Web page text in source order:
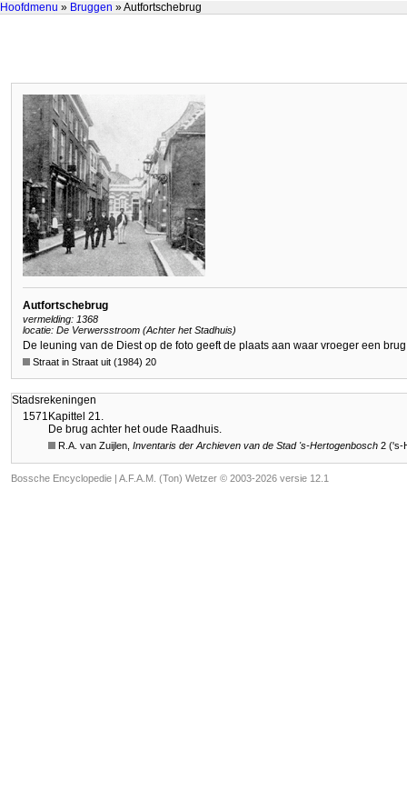
Hoofdmenu » Bruggen » Autfortschebrug
Autfortschebrug
vermelding: 1368
locatie: De Verwersstroom (Achter het Stadhuis)
De leuning van de Diest op de foto geeft de plaats aan waar vroeger een
Straat in Straat uit (1984) 20
Stadsrekeningen
1571 Kapittel 21.
De brug achter het oude Raadhuis.
R.A. van Zuijlen, Inventaris der Archieven van de Stad 's-Hertogenbosch 2 ('s-
Bossche Encyclopedie | A.F.A.M. (Ton) Wetzer © 2003-2026 versie 12.1